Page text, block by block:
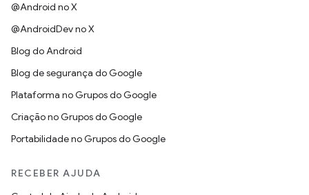
@Android no X
@AndroidDev no X
Blog do Android
Blog de segurança do Google
Plataforma no Grupos do Google
Criação no Grupos do Google
Portabilidade no Grupos do Google
RECEBER AJUDA